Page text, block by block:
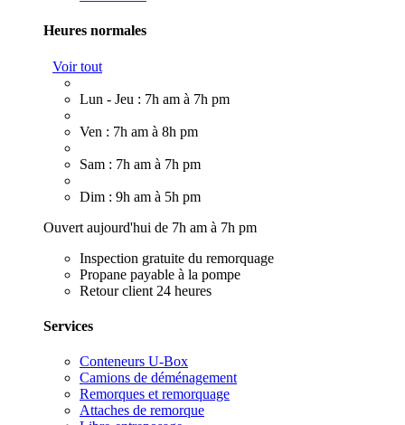
Heures normales
Voir tout
Lun - Jeu : 7h am à 7h pm
Ven : 7h am à 8h pm
Sam : 7h am à 7h pm
Dim : 9h am à 5h pm
Ouvert aujourd'hui de 7h am à 7h pm
Inspection gratuite du remorquage
Propane payable à la pompe
Retour client 24 heures
Services
Conteneurs U-Box
Camions de déménagement
Remorques et remorquage
Attaches de remorque